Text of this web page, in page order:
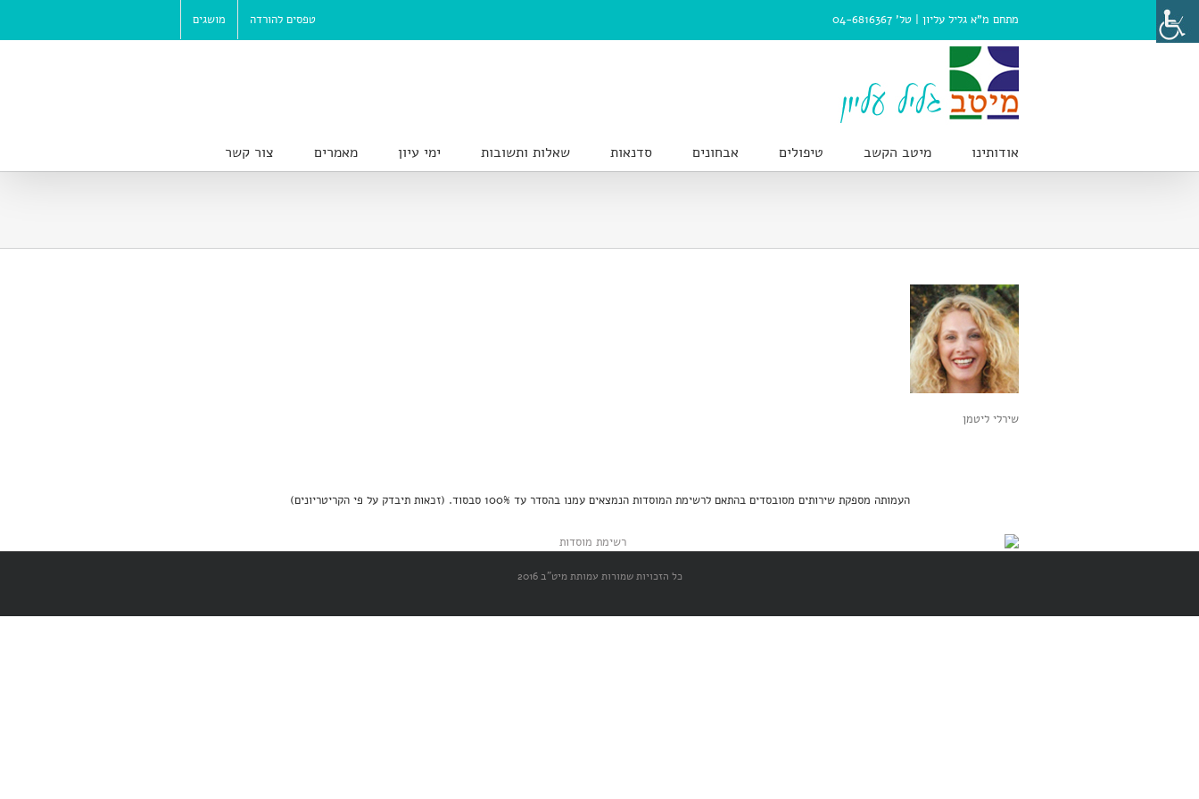
content
מתחם מ"א גליל עליון | טל' 04-6816367 טפסים להורדה מושגים
אודותינו מיטב הקשב טיפולים אבחונים סדנאות שאלות ותשובות ימי עיון מאמרים צור קשר
שירלי ליטמן
העמותה מספקת שירותים מסובסדים בהתאם לרשימת המוסדות הנמצאים עמנו בהסדר עד 100% סבסוד. (זכאות תיבדק על פי הקריטריונים)
כל הזכויות שמורות עמותת מיט"ב 2016